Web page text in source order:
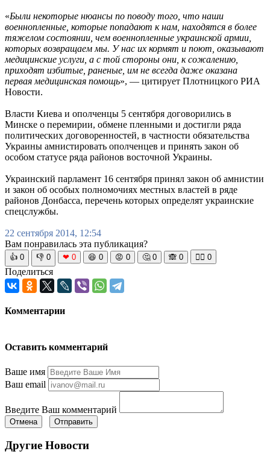
«Были некоторые нюансы по поводу того, что наши
военнопленные, которые попадают к нам, находятся в более
тяжелом состоянии, чем военнопленные украинской армии,
которых возвращаем мы. У нас их кормят и поют, оказывают
медицинские услуги, а с той стороны они, к сожалению,
приходят избитые, раненые, им не всегда даже оказана
первая медицинская помощь», — цитирует Плотницкого РИА
Новости.
Власти Киева и ополченцы 5 сентября договорились в
Минске о перемирии, обмене пленными и достигли ряда
политических договоренностей, в частности обязательства
Украины амнистировать ополченцев и принять закон об
особом статусе ряда районов восточной Украины.
Украинский парламент 16 сентября принял закон об амнистии
и закон об особых полномочиях местных властей в ряде
районов Донбасса, перечень которых определят украинские
спецслужбы.
22 сентября 2014, 12:54
Вам понравилась эта публикация?
👍 0 👎 0 ❤ 0 😆 0 😡 0 🤔 0 🙈 0 🧘‍♀️ 0
Поделиться
Комментарии
Оставить комментарий
Ваше имя
Ваш email
Введите Ваш комментарий
Отмена Отправить
Другие Новости